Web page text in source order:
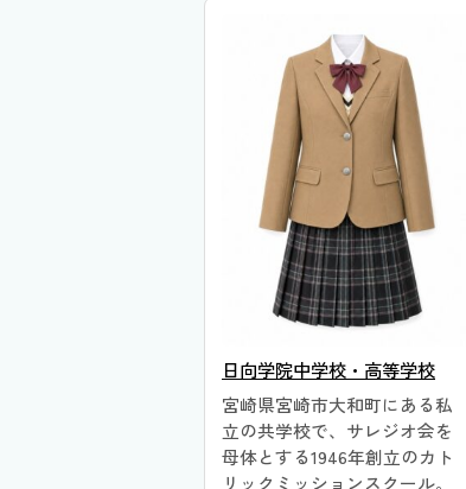
日向学院中学校・高等学校
宮崎県宮崎市大和町にある私
立の共学校で、サレジオ会を
母体とする1946年創立のカト
リックミッションスクール。